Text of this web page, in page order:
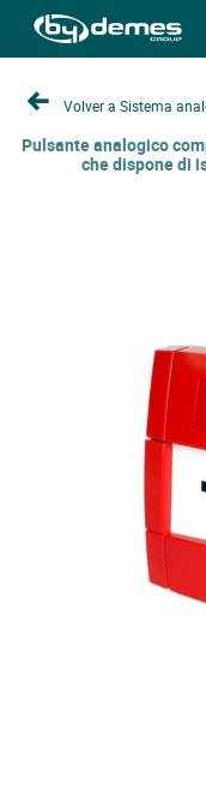
Volver a Sistema
Pulsante analogico
che dispone di